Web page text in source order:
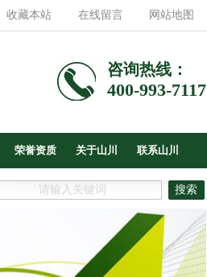
收藏本站 在线留言 网站地图
咨询热线：
400-993-7117
荣誉资质 关于山川 联系山川